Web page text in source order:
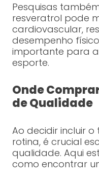
Pesquisas
resveratrol pode
cardiovascular,
desempenho
importante para
esporte.
Onde
de Qualidade
Ao decidir incluir
rotina, é crucial
qualidade. Aqui
como encontrar